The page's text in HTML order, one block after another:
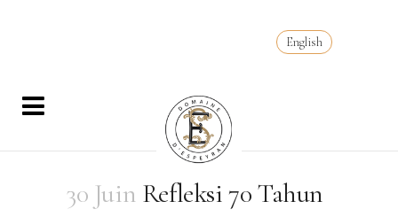
English
30 Juin Refleksi 70 Tahun